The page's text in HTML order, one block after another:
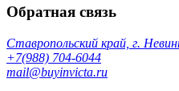
Обратная связь
Ставропольский край, г.
+7(988) 704-6044
mail@buyinvicta.ru